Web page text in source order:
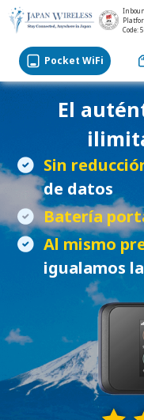
Code:
Pocket WiFi
El
Sin
de datos
Batería
Al mismo
igualamos